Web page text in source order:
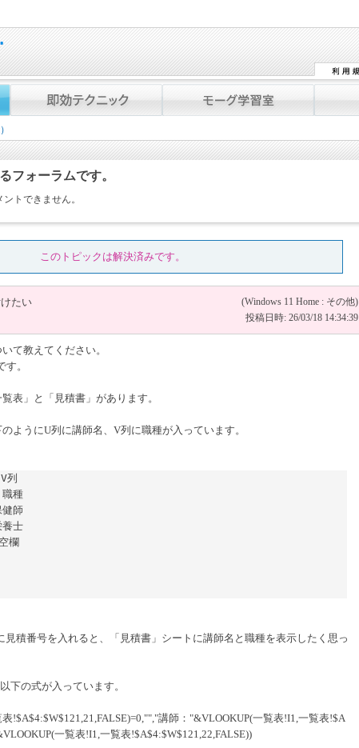
フォーラムです。
トできません。
このトピックは解決済みです。
(Windows 11 Home : その他)
たい
投稿日時: 26/03/18 14:34:39
て教えてください。
。
表」と「見積書」があります。
ようにU列に講師名、V列に職種が入っています。
列
種
師
養士
欄
見積番号を入れると、「見積書」シートに講師名と職種を表示したく思っ
下の式が入っています。
!$A$4:$W$121,21,FALSE)=0,"","講師："&VLOOKUP(一覧表!I1,一覧表!$A
一覧表!I1,一覧表!$A$4:$W$121,22,FALSE))